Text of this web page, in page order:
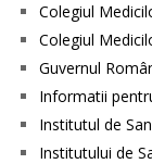
Colegiul
Colegiul
Guvernul
Informatii
Institutul de
Institutului de